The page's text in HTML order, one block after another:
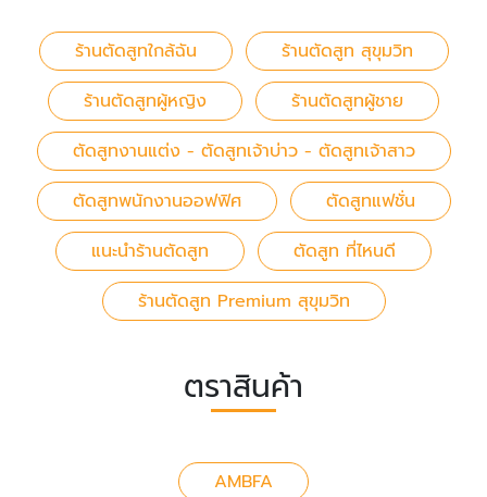
ร้านตัดสูทใกล้ฉัน
ร้านตัดสูท สุขุมวิท
ร้านตัดสูทผู้หญิง
ร้านตัดสูทผู้ชาย
ตัดสูทงานแต่ง - ตัดสูทเจ้าบ่าว - ตัดสูทเจ้าสาว
ตัดสูทพนักงานออฟฟิศ
ตัดสูทแฟชั่น
แนะนำร้านตัดสูท
ตัดสูท ที่ไหนดี
ร้านตัดสูท Premium สุขุมวิท
ตราสินค้า
AMBFA